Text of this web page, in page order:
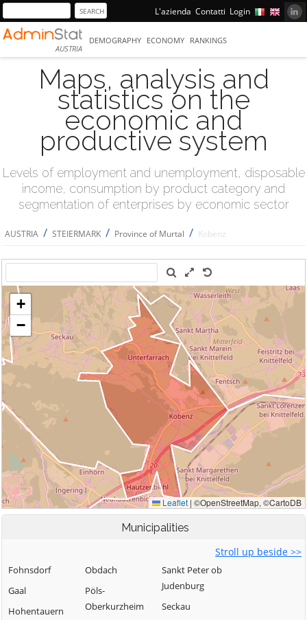
L'azienda Contatti Login
AUSTRIA
DEMOGRAPHY ECONOMY RANKINGS
Maps, analysis and
statistics on the
economic and
productive system
Levels of employment and unemployment, disposable
income, consumption by product category and
segmentation of enterprises by economic sector
AUSTRIA / STEIERMARK / Province of Murtal / Kobenz
Municipalities
Stroll up beside >>
Fohnsdorf
Gaal
Hohentauern
Obdach
Pöls-
Oberkurzheim
Sankt Peter ob
Judenburg
Seckau